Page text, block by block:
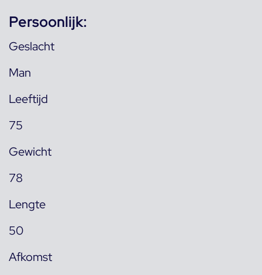
Persoonlijk:
Geslacht
Man
Leeftijd
75
Gewicht
78
Lengte
50
Afkomst